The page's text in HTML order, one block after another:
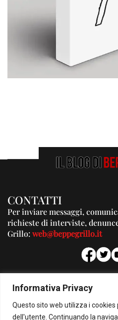
Informativa Privacy
Questo sito web utilizza i
dell'utente. Continuando la
CONTATTI
Per inviare messaggi,
richieste di interviste,
Grillo:web@beppegrillo.it
Per la